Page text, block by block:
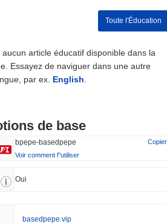
Toute l'Éducation
article éducatif disponible dans la
Essayez de naviguer dans une autre
par ex. English
de base
bpepe-basedpepe
Copier
Voir comment l''utiliser
Oui
basedpepe.vip